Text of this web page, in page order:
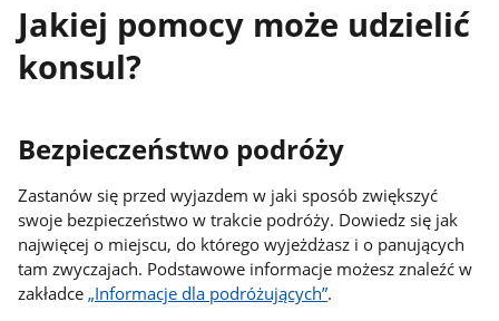
Jakiej pomocy może udzielić
konsul?
Bezpieczeństwo podróży
Zastanów się przed wyjazdem w jaki sposób zwiększyć
swoje bezpieczeństwo w trakcie podróży. Dowiedz się jak
najwięcej o miejscu, do którego wyjeżdżasz i o panujących
tam zwyczajach. Podstawowe informacje możesz znaleźć w
zakładce„Informacje dla podróżujących”.